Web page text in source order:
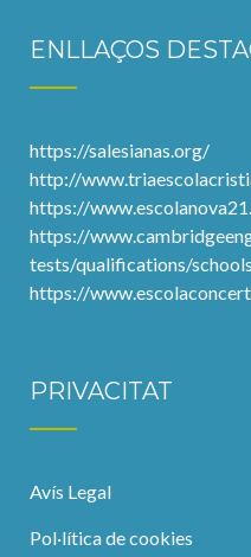
ENLLAÇOS
https://salesianas.org/
http://
https://
https://
tests/qualifications/
https://
PRIVACITAT
Avís Legal
Pol·lítica de cookies